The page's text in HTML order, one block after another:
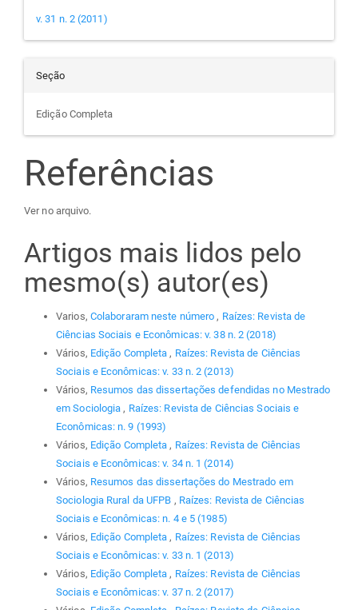
v. 31 n. 2 (2011)
Seção
Edição Completa
Referências
Ver no arquivo.
Artigos mais lidos pelo
mesmo(s) autor(es)
Varios, Colaboraram neste número , Raízes: Revista de
Ciências Sociais e Econômicas: v. 38 n. 2 (2018)
Vários, Edição Completa , Raízes: Revista de Ciências
Sociais e Econômicas: v. 33 n. 2 (2013)
Vários, Resumos das dissertações defendidas no Mestrado
em Sociologia , Raízes: Revista de Ciências Sociais e
Econômicas: n. 9 (1993)
Vários, Edição Completa , Raízes: Revista de Ciências
Sociais e Econômicas: v. 34 n. 1 (2014)
Vários, Resumos das dissertações do Mestrado em
Sociologia Rural da UFPB , Raízes: Revista de Ciências
Sociais e Econômicas: n. 4 e 5 (1985)
Vários, Edição Completa , Raízes: Revista de Ciências
Sociais e Econômicas: v. 33 n. 1 (2013)
Vários, Edição Completa , Raízes: Revista de Ciências
Sociais e Econômicas: v. 37 n. 2 (2017)